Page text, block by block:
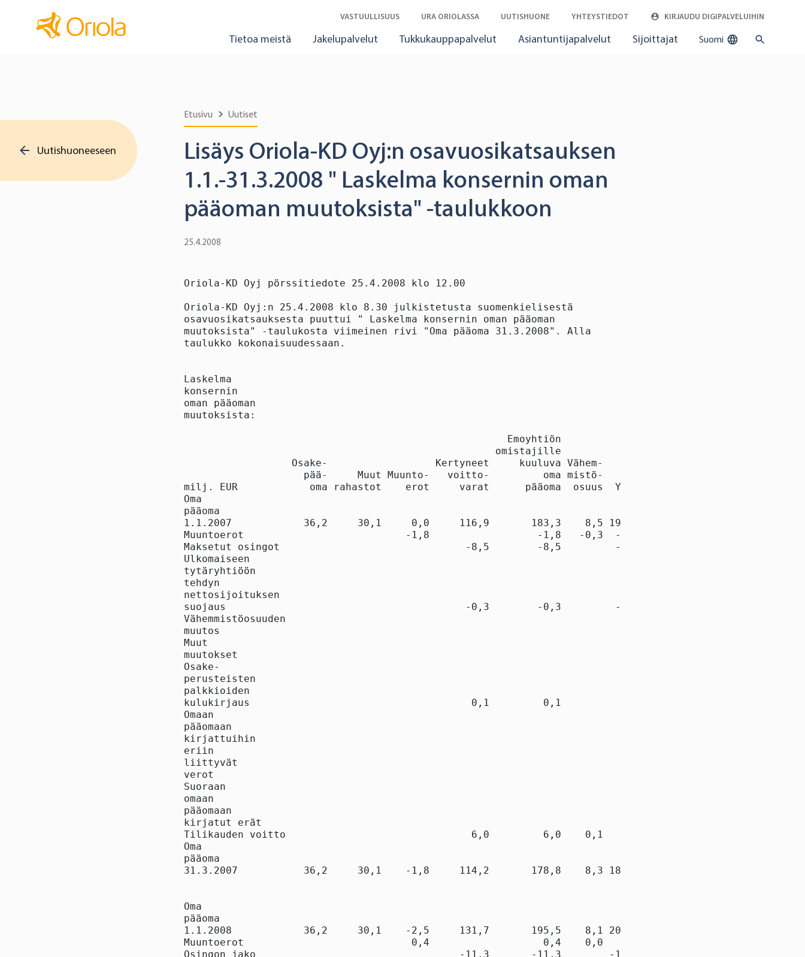
VASTUULLISUUS URA ORIOLASSA UUTISHUONE YHTEYSTIEDOT KIRJAUDU DIGIPALVELUIHIN
Tietoa meistä Jakelupalvelut Tukkukauppapalvelut Asiantuntijapalvelut Sijoittajat Suomi
Uutishuoneeseen
Etusivu Uutiset
Lisäys Oriola-KD Oyj:n osavuosikatsauksen
1.1.-31.3.2008 " Laskelma konsernin oman
pääoman muutoksista" -taulukkoon
25.4.2008
Oriola-KD Oyj pörssitiedote 25.4.2008 klo 12.00
Oriola-KD Oyj:n 25.4.2008 klo 8.30 julkistetusta suomenkielisestä
osavuosikatsauksesta puuttui " Laskelma konsernin oman pääoman
muutoksista" -taulukosta viimeinen rivi "Oma pääoma 31.3.2008". Alla
taulukko kokonaisuudessaan.
Laskelma
konsernin
oman pääoman
muutoksista:
                                                      Emoyhtiön
                                                    omistajille
                  Osake-                  Kertyneet     kuuluva Vähem-
                    pää-     Muut Muunto-   voitto-         oma mistö-
milj. EUR            oma rahastot    erot     varat      pääoma  osuus  Yht.
Oma
pääoma
1.1.2007            36,2     30,1     0,0     116,9       183,3    8,5 191,8
Muuntoerot                           -1,8                  -1,8   -0,3  -2,1
Maksetut osingot                               -8,5        -8,5         -8,5
Ulkomaiseen
tytäryhtiöön
tehdyn
nettosijoituksen
suojaus                                        -0,3        -0,3         -0,3
Vähemmistöosuuden
muutos
Muut
muutokset
Osake-
perusteisten
palkkioiden
kulukirjaus                                     0,1         0,1          0,1
Omaan
pääomaan
kirjattuihin
eriin
liittyvät
verot
Suoraan
omaan
pääomaan
kirjatut erät
Tilikauden voitto                               6,0         6,0    0,1   6,1
Oma
pääoma
31.3.2007           36,2     30,1    -1,8     114,2       178,8    8,3 187,0
Oma
pääoma
1.1.2008            36,2     30,1    -2,5     131,7       195,5    8,1 203,6
Muuntoerot                            0,4                   0,4    0,0   0,4
Osingon jako                                  -11,3       -11,3        -11,3